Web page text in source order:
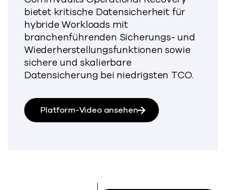
bietet kritische Datensicherheit für
hybride Workloads mit
branchenführenden Sicherungs- und
Wiederherstellungsfunktionen sowie
sichere und skalierbare
Datensicherung bei niedrigsten TCO.
Platform-Video ansehen